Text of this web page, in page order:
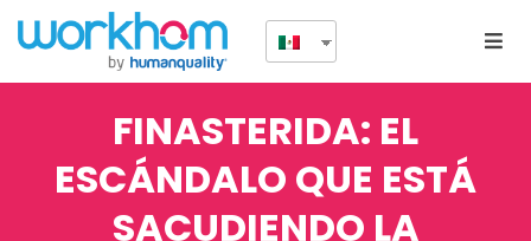
FINASTERIDA: EL
ESCÁNDALO QUE ESTÁ
SACUDIENDO LA